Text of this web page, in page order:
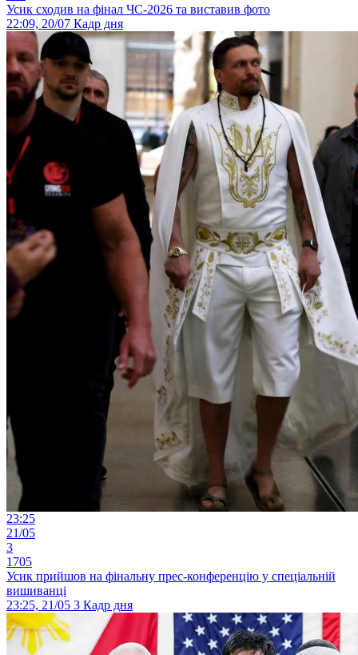
Усик сходив на фінал ЧС-2026 та виставив фото
22:09, 20/07 Кадр дня
23:25
21/05
3
1705
Усик прийшов на фінальну прес-конференцію у спеціальній
вишиванці
23:25, 21/05 3 Кадр дня